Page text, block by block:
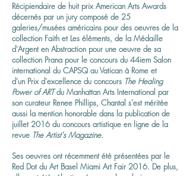
Récipiendaire de huit prix American Arts Awards
décernés par un jury composé de 25
galeries/musées américains pour des oeuvres de la
collection Faith et Les éléments, de la Médaille
d'Argent en Abstraction pour une oeuvre de sa
collection Prana pour le concours du 44iem Salon
international du CAPSQ au Vatican à Rome et
d'un Prix d'excellence du concours The Healing
Power of ARTdu Manhattan Arts International par
son curateur Renee Phillips, Chantal s'est méritée
aussi la mention honorable dans la publication de
juillet 2016 du concours artistique en ligne de la
revue The Artist's Magazine.
Ses oeuvres ont récemment été présentées par le
Red Dot du Art Basel Miami Art Fair 2016. De plus,